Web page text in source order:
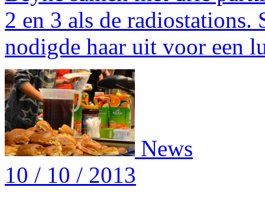
2 en 3 als de
nodigde haar uit voor een
News
10 / 10 / 2013